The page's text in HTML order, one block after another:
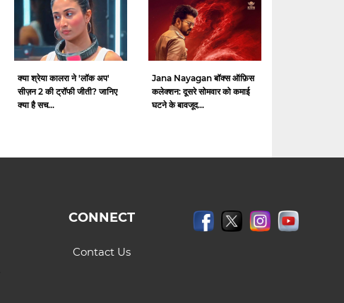
क्या श्रेया कालरा ने 'लॉक अप'
सीज़न 2 की ट्रॉफी जीती? जानिए
क्या है सच...
Jana Nayagan बॉक्स ऑफ़िस
कलेक्शन: दूसरे सोमवार को कमाई
घटने के बावजूद...
CONNECT
Contact Us